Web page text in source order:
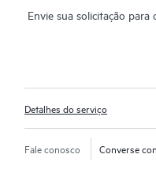
Envie sua solicitação
Detalhes do serviço
Fale conosco Converse